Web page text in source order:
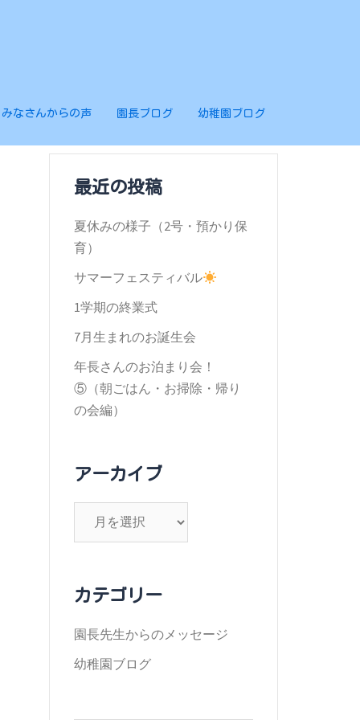
みなさんからの声 園長ブログ 幼稚園ブログ
最近の投稿
夏休みの様子（2号・預かり保
育）
サマーフェスティバル
1学期の終業式
7月生まれのお誕生会
年長さんのお泊まり会！
⑤（朝ごはん・お掃除・帰り
の会編）
アーカイブ
ブ
カテゴリー
園長先生からのメッセージ
幼稚園ブログ